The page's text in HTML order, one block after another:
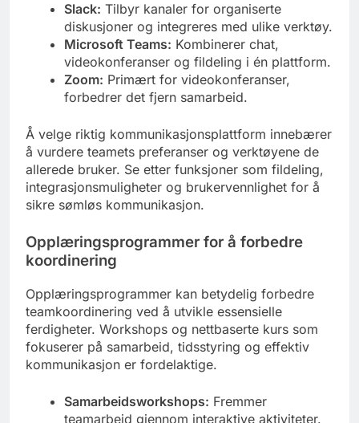
Slack: Tilbyr kanaler for organiserte
diskusjoner og integreres med ulike verktøy.
Microsoft Teams: Kombinerer chat,
videokonferanser og fildeling i én plattform.
Zoom: Primært for videokonferanser,
forbedrer det fjern samarbeid.
Å velge riktig kommunikasjonsplattform innebærer
å vurdere teamets preferanser og verktøyene de
allerede bruker. Se etter funksjoner som fildeling,
integrasjonsmuligheter og brukervennlighet for å
sikre sømløs kommunikasjon.
Opplæringsprogrammer for å forbedre
koordinering
Opplæringsprogrammer kan betydelig forbedre
teamkoordinering ved å utvikle essensielle
ferdigheter. Workshops og nettbaserte kurs som
fokuserer på samarbeid, tidsstyring og effektiv
kommunikasjon er fordelaktige.
Samarbeidsworkshops: Fremmer
teamarbeid gjennom interaktive aktiviteter.